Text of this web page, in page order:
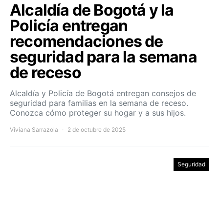
Alcaldía de Bogotá y la
Policía entregan
recomendaciones de
seguridad para la semana
de receso
Alcaldía y Policía de Bogotá entregan consejos de
seguridad para familias en la semana de receso.
Conozca cómo proteger su hogar y a sus hijos.
Viviana Sarrazola 2 de octubre de 2025
Seguridad